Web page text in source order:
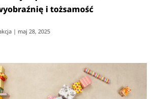
i tożsamość
| maj 28, 2025